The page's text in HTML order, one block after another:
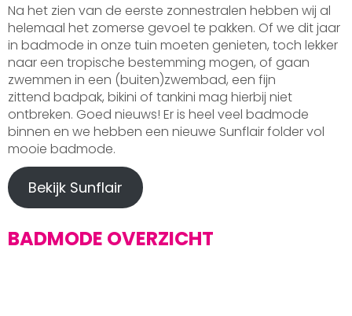
Na het zien van de eerste zonnestralen hebben wij al
helemaal het zomerse gevoel te pakken. Of we dit jaar
in badmode in onze tuin moeten genieten, toch lekker
naar een tropische bestemming mogen, of gaan
zwemmen in een (buiten)zwembad, een fijn
zittend badpak, bikini of tankini mag hierbij niet
ontbreken. Goed nieuws! Er is heel veel badmode
binnen en we hebben een nieuwe Sunflair folder vol
mooie badmode.
Bekijk Sunflair
BADMODE OVERZICHT